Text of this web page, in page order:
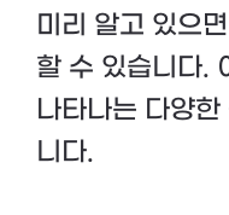
미리 알고 있으
할 수 있습니다.
나타나는 다양
니다.